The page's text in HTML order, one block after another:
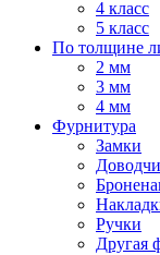
4 класс
5 класс
По толщине
2 мм
3 мм
4 мм
Фурнитура
Замки
Ручки
Другая